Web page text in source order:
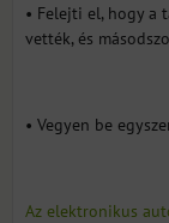
• Felejti el, hogy a
vették, és
• Vegyen be
Az elektronikus